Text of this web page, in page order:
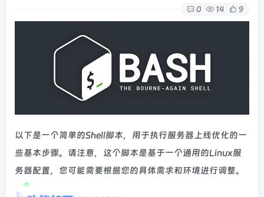
0 14 9
以下是一个简单的Shell脚本，用于执行服务器上线优化的一
些基本步骤。请注意，这个脚本是基于一个通用的Linux服
务器配置，您可能需要根据您的具体需求和环境进行调整。